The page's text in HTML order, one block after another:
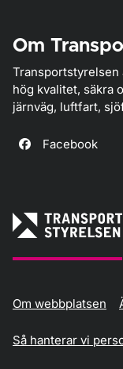
Om
Transportstyrelsen
hög kvalitet, säkra
järnväg, luftfart,
Facebook
Om webbplatsen
Så hanterar vi